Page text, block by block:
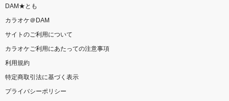
DAM★とも
カラオケ＠DAM
サイトのご利用について
カラオケご利用にあたっての注意事項
利用規約
特定商取引法に基づく表示
プライバシーポリシー